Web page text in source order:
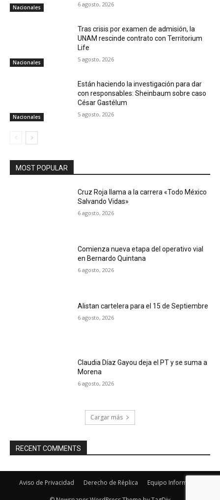
Nacionales 6 agosto, 2026
Nacionales
Tras crisis por examen de admisión, la
UNAM rescinde contrato con Territorium
Life
5 agosto, 2026
Nacionales
Están haciendo la investigación para dar
con responsables: Sheinbaum sobre caso
César Gastélum
5 agosto, 2026
MOST POPULAR
Cruz Roja llama a la carrera «Todo México
Salvando Vidas»
6 agosto, 2026
Comienza nueva etapa del operativo vial
en Bernardo Quintana
6 agosto, 2026
Alistan cartelera para el 15 de Septiembre
6 agosto, 2026
Claudia Díaz Gayou deja el PT y se suma a
Morena
6 agosto, 2026
Cargar más
RECENT COMMENTS
Aviso de Privacidad Derecho de Réplica Equipo Informativo